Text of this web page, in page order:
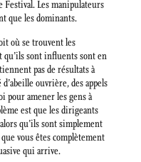
Festival. Les manipulateurs
que les dominants.
où se trouvent les
qu’ils sont influents sont en
pas de résultats à
ouvrière, des appels
pour amener les gens à
est que les dirigeants
qu’ils sont simplement
vous êtes complètement
qui arrive.